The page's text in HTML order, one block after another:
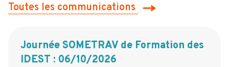
Toutes les communications
Journée SOMETRAV de Formation des
IDEST : 06/10/2026